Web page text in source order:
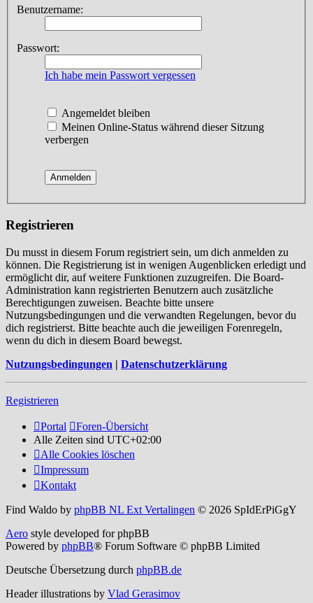
Benutzername:
Passwort:
Ich habe mein Passwort vergessen
Angemeldet bleiben
Meinen Online-Status während dieser Sitzung
verbergen
Registrieren
Du musst in diesem Forum registriert sein, um dich anmelden zu
können. Die Registrierung ist in wenigen Augenblicken erledigt und
ermöglicht dir, auf weitere Funktionen zuzugreifen. Die Board-
Administration kann registrierten Benutzern auch zusätzliche
Berechtigungen zuweisen. Beachte bitte unsere
Nutzungsbedingungen und die verwandten Regelungen, bevor du
dich registrierst. Bitte beachte auch die jeweiligen Forenregeln,
wenn du dich in diesem Board bewegst.
Nutzungsbedingungen | Datenschutzerklärung
Registrieren
Portal
Foren-Übersicht
Alle Zeiten sind UTC+02:00
Alle Cookies löschen
Impressum
Kontakt
Find Waldo by phpBB NL Ext Vertalingen © 2026 SpIdErPiGgY
Aero style developed for phpBB
Powered by phpBB® Forum Software © phpBB Limited
Deutsche Übersetzung durch phpBB.de
Header illustrations by Vlad Gerasimov